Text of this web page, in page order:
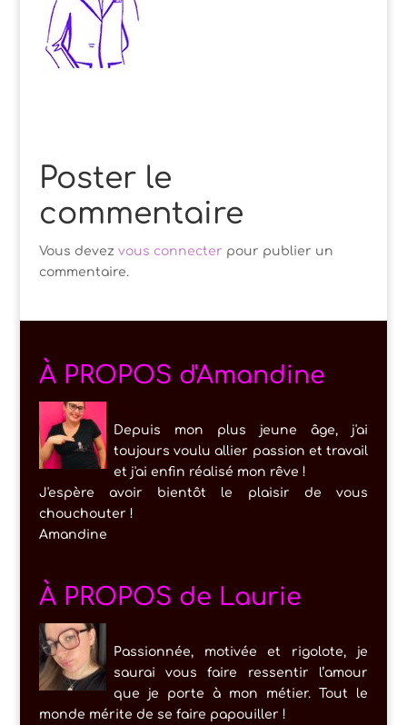
Poster le
commentaire
Vous devez vous connecter pour publier un
commentaire.
À PROPOS d'Amandine
Depuis mon plus jeune âge, j'ai
toujours voulu allier passion et travail
et j'ai enfin réalisé mon rêve !
J'espère avoir bientôt le plaisir de vous
chouchouter !
Amandine
À PROPOS de Laurie
Passionnée, motivée et rigolote, je
saurai vous faire ressentir l’amour
que je porte à mon métier. Tout le
monde mérite de se faire papouiller !